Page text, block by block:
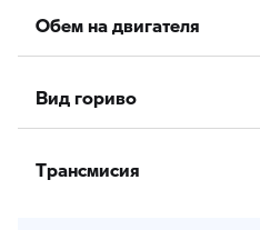
Обем на двигателя
Вид гориво
Tрансмисия